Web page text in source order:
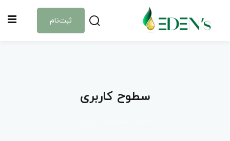
ثبت‌نام
دوره‌ها
سطوح کاربری
Sign in